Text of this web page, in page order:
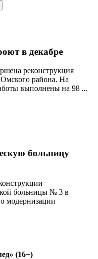
в декабре
реконструкция
района. На
выполнены на 98 ...
больницу
больницы № 3 в
модернизации
(16+)